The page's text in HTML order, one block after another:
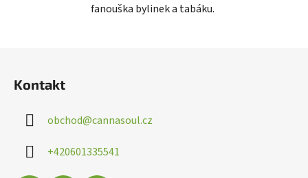
fanouška bylinek a tabáku.
Kontakt
obchod@cannasoul.cz
+420601335541